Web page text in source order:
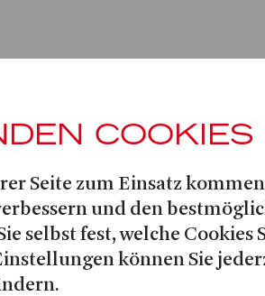
Lorna Bowden&
COOKIES
Seite zum Einsatz
und den
selbst fest, welche Cookies
können Sie